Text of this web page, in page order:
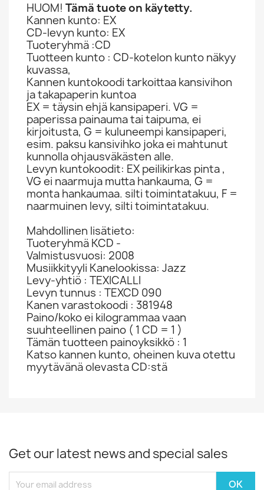
HUOM! Tämä tuote on käytetty.
Kannen kunto: EX
CD-levyn kunto: EX
Tuoteryhmä :CD
Tuotteen kunto : CD-kotelon kunto näkyy
kuvassa,
Kannen kuntokoodi tarkoittaa kansivihon
ja takapaperin kuntoa
EX = täysin ehjä kansipaperi. VG =
paperissa painauma tai taipuma, ei
kirjoitusta, G = kuluneempi kansipaperi,
esim. paksu kansivihko joka ei mahtunut
kunnolla ohjausväkästen alle.
Levyn kuntokoodit: EX peilikirkas pinta ,
VG ei naarmuja mutta hankauma, G =
monta hankaumaa. silti toimintatakuu, F =
naarmuinen levy, silti toimintatakuu.
Mahdollinen lisätieto:
Tuoteryhmä KCD -
Valmistusvuosi: 2008
Musiikkityyli Kanelookissa: Jazz
Levy-yhtiö : TEXICALLI
Levyn tunnus : TEXCD 090
Kanen varastokoodi : 381948
Paino/koko ei kilogrammaa vaan
suuhteellinen paino ( 1 CD = 1 )
Tämän tuotteen painoyksikkö : 1
Katso kannen kunto, oheinen kuva otettu
myytävänä olevasta CD:stä
Get our latest news and special sales